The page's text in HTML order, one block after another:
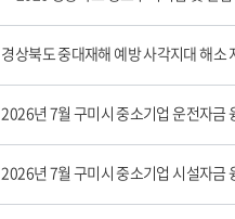
경상북도 중대재해 예방 사각지대 해소
2026년 7월 구미시 중소기업 운전자금
2026년 7월 구미시 중소기업 시설자금